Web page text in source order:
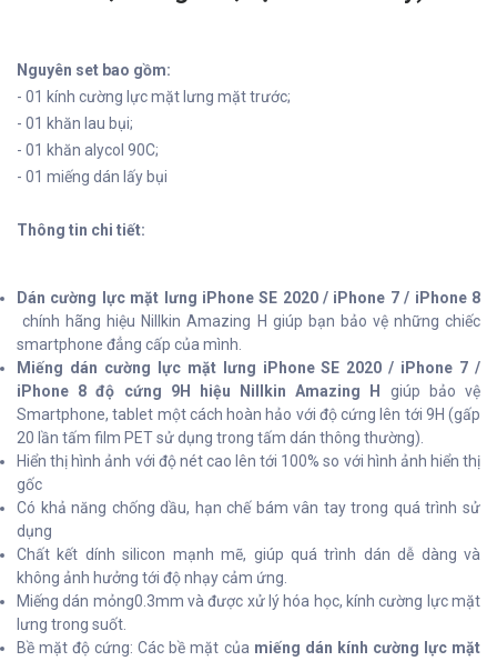
Nguyên set bao gồm:
- 01 kính cường lực mặt lưng mặt trước;
- 01 khăn lau bụi;
- 01 khăn alycol 90C;
- 01 miếng dán lấy bụi
Thông tin chi tiết:
Dán cường lực mặt lưng iPhone SE 2020 / iPhone 7 / iPhone 8
chính hãng hiệu Nillkin Amazing H giúp bạn bảo vệ những chiếc
smartphone đẳng cấp của mình.
Miếng dán cường lực mặt lưng iPhone SE 2020 / iPhone 7 /
iPhone 8 độ cứng 9H hiệu Nillkin Amazing H
giúp bảo vệ
Smartphone, tablet một cách hoàn hảo với độ cứng lên tới 9H (gấp
20 lần tấm film PET sử dụng trong tấm dán thông thường).
Hiển thị hình ảnh với độ nét cao lên tới 100% so với hình ảnh hiển thị
gốc
Có khả năng chống dầu, hạn chế bám vân tay trong quá trình sử
dụng
Chất kết dính silicon mạnh mẽ, giúp quá trình dán dễ dàng và
không ảnh hưởng tới độ nhạy cảm ứng.
Miếng dán mỏng0.3mm và được xử lý hóa học, kính cường lực mặt
lưng trong suốt.
Bề mặt độ cứng: Các bề mặt của miếng dán kính cường lực mặt